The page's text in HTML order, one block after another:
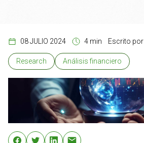
08 JULIO 2024 4 min Escrito por
Research Análisis financiero